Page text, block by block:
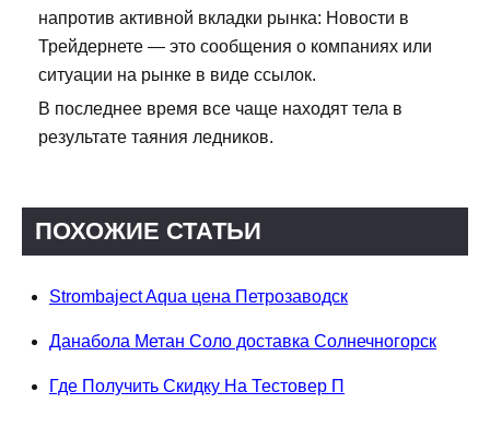
напротив активной вкладки рынка: Новости в
Трейдернете — это сообщения о компаниях или
ситуации на рынке в виде ссылок.
В последнее время все чаще находят тела в
результате таяния ледников.
ПОХОЖИЕ СТАТЬИ
Strombaject Aqua цена Петрозаводск
Данабола Метан Соло доставка Солнечногорск
Где Получить Скидку На Тестовер П